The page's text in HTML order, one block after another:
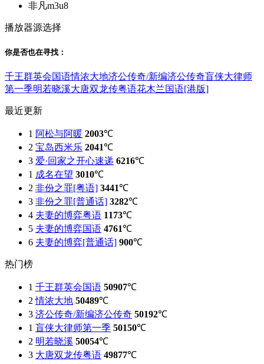
非凡m3u8
播放器源选择
你是否也在寻找 ：
千王群英会国语情浓大地济公传奇/新编济公传奇盲侠大律师
第一季明若晓溪大唐双龙传粤语花木兰国语[港版]
最近更新
1 阿松与阿暖 2003℃
2 宝岛西米乐 2041℃
3 爱·回家之开心速递 6216℃
1 成名在望 3010℃
2 非份之罪[粤语] 3441℃
3 非份之罪[普通话] 3282℃
4 夫妻的博弈粤语 1173℃
5 夫妻的博弈国语 4761℃
6 夫妻的博弈[普通话] 900℃
热门榜
1 千王群英会国语 50907℃
2 情浓大地 50489℃
3 济公传奇/新编济公传奇 50192℃
1 盲侠大律师第一季 50150℃
2 明若晓溪 50054℃
3 大唐双龙传粤语 49877℃